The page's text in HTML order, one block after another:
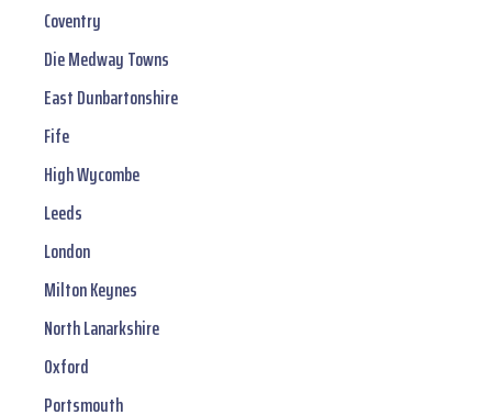
Coventry
Die Medway Towns
East Dunbartonshire
Fife
High Wycombe
Leeds
London
Milton Keynes
North Lanarkshire
Oxford
Portsmouth